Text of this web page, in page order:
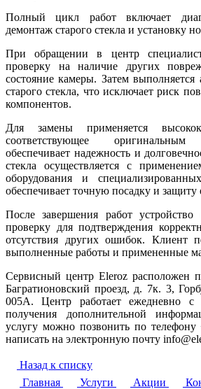
Полный цикл работ включает
демонтаж старого стекла и установку
При обращении в центр
проверку на наличие других
состояние камеры. Затем
старого стекла, что исключает риск
компонентов.
Для замены применяется
соответствующее
обеспечивает надежность и
стекла осуществляется с
оборудования и
обеспечивает точную посадку и
После завершения работ
проверку для подтверждения
отсутствия других ошибок. Клиент
выполненные работы и примененные
Сервисный центр Eleroz расположен
Багратионовский проезд, д. 7к. 3,
005A. Центр работает ежедневно
получения дополнительной
услугу можно позвонить по
написать на электронную почту
Назад к списку
Главная
Услуги Акции